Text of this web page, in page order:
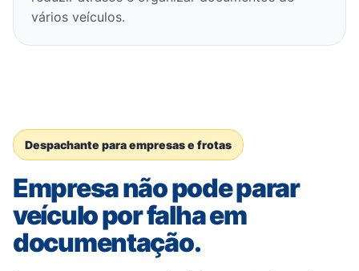
vários veículos.
Despachante para empresas e frotas
Empresa não pode parar
veículo por falha em
documentação.